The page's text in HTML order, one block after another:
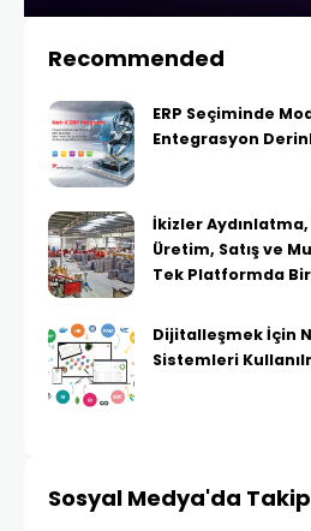
Recommended
ERP Seçiminde
Entegrasyon
İkizler Aydınlatma,
Üretim, Satış ve
Tek Platformda
Dijitalleşmek İçin
Sistemleri
Sosyal Medya'da